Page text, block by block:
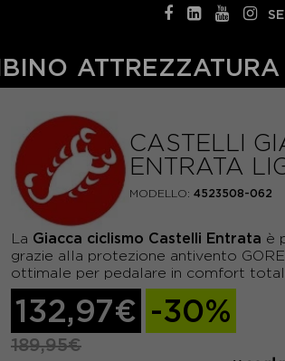
ATTREZZATURA
CASTELLI
ENTRATA
MODELLO: 4523508-062
La Giacca ciclismo Castelli Entrata è
grazie alla protezione antivento
ottimale per pedalare in comfort
132,97€ -30%
189,95€